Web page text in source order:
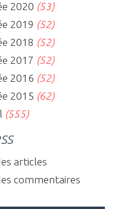
2020 (53)
2019 (52)
2018 (52)
2017 (52)
2016 (52)
2015 (62)
(555)
articles
commentaires